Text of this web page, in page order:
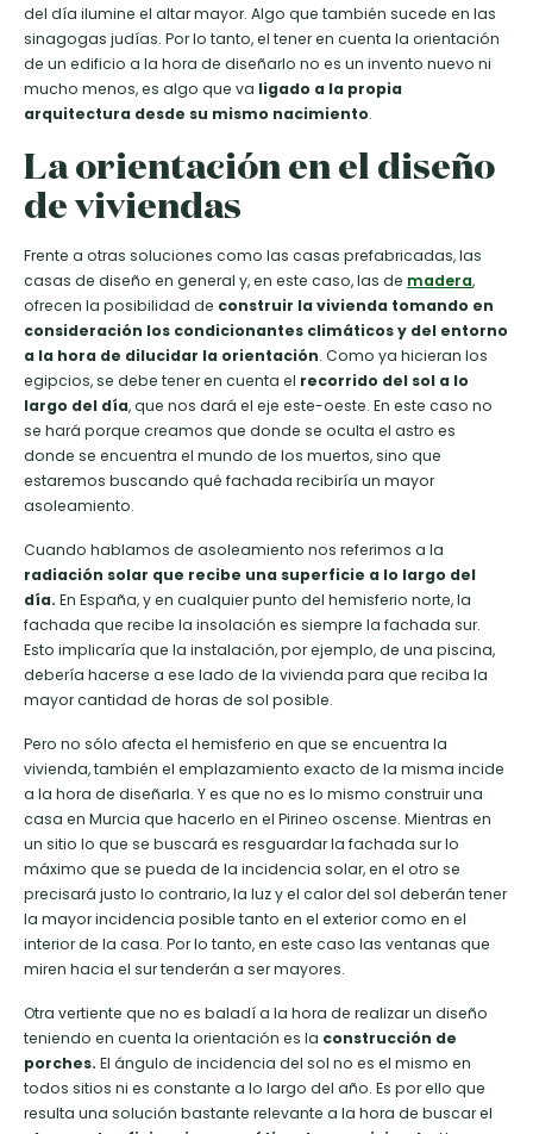
del día ilumine el altar mayor. Algo que también sucede en las
sinagogas judías. Por lo tanto, el tener en cuenta la orientación
de un edificio a la hora de diseñarlo no es un invento nuevo ni
mucho menos, es algo que va ligado a la propia
arquitectura desde su mismo nacimiento.
La orientación en el diseño
de viviendas
Frente a otras soluciones como las casas prefabricadas, las
casas de diseño en general y, en este caso, las de madera,
ofrecen la posibilidad de construir la vivienda tomando en
consideración los condicionantes climáticos y del entorno
a la hora de dilucidar la orientación. Como ya hicieran los
egipcios, se debe tener en cuenta el recorrido del sol a lo
largo del día, que nos dará el eje este-oeste. En este caso no
se hará porque creamos que donde se oculta el astro es
donde se encuentra el mundo de los muertos, sino que
estaremos buscando qué fachada recibiría un mayor
asoleamiento.
Cuando hablamos de asoleamiento nos referimos a la
radiación solar que recibe una superficie a lo largo del
día. En España, y en cualquier punto del hemisferio norte, la
fachada que recibe la insolación es siempre la fachada sur.
Esto implicaría que la instalación, por ejemplo, de una piscina,
debería hacerse a ese lado de la vivienda para que reciba la
mayor cantidad de horas de sol posible.
Pero no sólo afecta el hemisferio en que se encuentra la
vivienda, también el emplazamiento exacto de la misma incide
a la hora de diseñarla. Y es que no es lo mismo construir una
casa en Murcia que hacerlo en el Pirineo oscense. Mientras en
un sitio lo que se buscará es resguardar la fachada sur lo
máximo que se pueda de la incidencia solar, en el otro se
precisará justo lo contrario, la luz y el calor del sol deberán tener
la mayor incidencia posible tanto en el exterior como en el
interior de la casa. Por lo tanto, en este caso las ventanas que
miren hacia el sur tenderán a ser mayores.
Otra vertiente que no es baladí a la hora de realizar un diseño
teniendo en cuenta la orientación es la construcción de
porches. El ángulo de incidencia del sol no es el mismo en
todos sitios ni es constante a lo largo del año. Es por ello que
resulta una solución bastante relevante a la hora de buscar el